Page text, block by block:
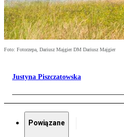
Foto: Fotorzepa, Dariusz Majgier DM Dariusz Majgier
Justyna Piszczatowska
Powiązane